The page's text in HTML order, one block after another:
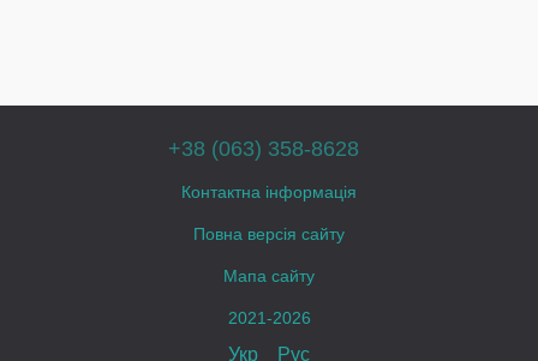
+38 (063) 358-8628
Контактна інформація
Повна версія сайту
Мапа сайту
2021-2026
Укр Рус